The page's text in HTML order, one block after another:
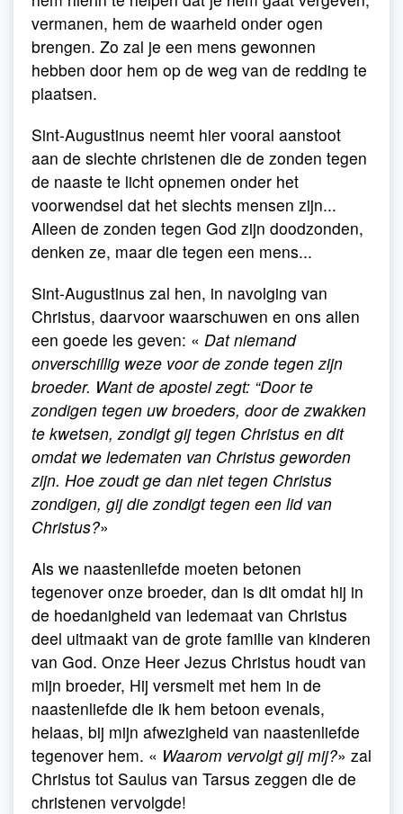
vermanen, hem de waarheid onder ogen
brengen. Zo zal je een mens gewonnen
hebben door hem op de weg van de redding te
plaatsen.
Sint-Augustinus neemt hier vooral aanstoot
aan de slechte christenen die de zonden tegen
de naaste te licht opnemen onder het
voorwendsel dat het slechts mensen zijn...
Alleen de zonden tegen God zijn doodzonden,
denken ze, maar die tegen een mens...
Sint-Augustinus zal hen, in navolging van
Christus, daarvoor waarschuwen en ons allen
een goede les geven: « Dat niemand
onverschillig weze voor de zonde tegen zijn
broeder. Want de apostel zegt: “Door te
zondigen tegen uw broeders, door de zwakken
te kwetsen, zondigt gij tegen Christus en dit
omdat we ledematen van Christus geworden
zijn. Hoe zoudt ge dan niet tegen Christus
zondigen, gij die zondigt tegen een lid van
Christus?»
Als we naastenliefde moeten betonen
tegenover onze broeder, dan is dit omdat hij in
de hoedanigheid van ledemaat van Christus
deel uitmaakt van de grote familie van kinderen
van God. Onze Heer Jezus Christus houdt van
mijn broeder, Hij versmelt met hem in de
naastenliefde die ik hem betoon evenals,
helaas, bij mijn afwezigheid van naastenliefde
tegenover hem. « Waarom vervolgt gij mij?» zal
Christus tot Saulus van Tarsus zeggen die de
christenen vervolgde!